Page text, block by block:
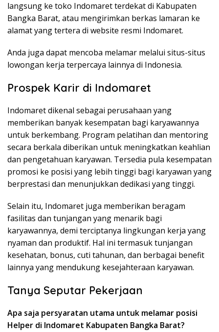
langsung ke toko Indomaret terdekat di Kabupaten
Bangka Barat, atau mengirimkan berkas lamaran ke
alamat yang tertera di website resmi Indomaret.
Anda juga dapat mencoba melamar melalui situs-situs
lowongan kerja terpercaya lainnya di Indonesia.
Prospek Karir di Indomaret
Indomaret dikenal sebagai perusahaan yang
memberikan banyak kesempatan bagi karyawannya
untuk berkembang. Program pelatihan dan mentoring
secara berkala diberikan untuk meningkatkan keahlian
dan pengetahuan karyawan. Tersedia pula kesempatan
promosi ke posisi yang lebih tinggi bagi karyawan yang
berprestasi dan menunjukkan dedikasi yang tinggi.
Selain itu, Indomaret juga memberikan beragam
fasilitas dan tunjangan yang menarik bagi
karyawannya, demi terciptanya lingkungan kerja yang
nyaman dan produktif. Hal ini termasuk tunjangan
kesehatan, bonus, cuti tahunan, dan berbagai benefit
lainnya yang mendukung kesejahteraan karyawan.
Tanya Seputar Pekerjaan
Apa saja persyaratan utama untuk melamar posisi
Helper di Indomaret Kabupaten Bangka Barat?